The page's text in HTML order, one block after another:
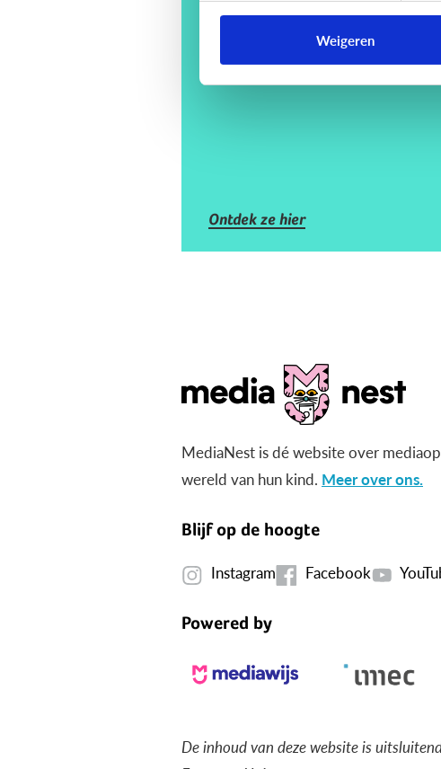
Weigeren
De 4 voordelen van
Ontdek ze hier
MediaNest is dé website over
wereld van hun kind. Meer over ons.
Blijf op de hoogte
Instagram Facebook
Powered by
De inhoud van deze website is